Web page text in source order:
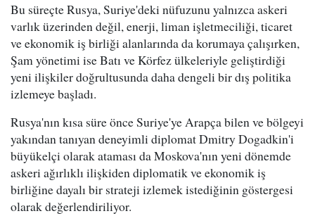
Bu süreçte Rusya, Suriye'deki nüfuzunu yalnızca askeri
varlık üzerinden değil, enerji, liman işletmeciliği, ticaret
ve ekonomik iş birliği alanlarında da korumaya çalışırken,
Şam yönetimi ise Batı ve Körfez ülkeleriyle geliştirdiği
yeni ilişkiler doğrultusunda daha dengeli bir dış politika
izlemeye başladı.
Rusya'nın kısa süre önce Suriye'ye Arapça bilen ve bölgeyi
yakından tanıyan deneyimli diplomat Dmitry Dogadkin'i
büyükelçi olarak ataması da Moskova'nın yeni dönemde
askeri ağırlıklı ilişkiden diplomatik ve ekonomik iş
birliğine dayalı bir strateji izlemek istediğinin göstergesi
olarak değerlendiriliyor.